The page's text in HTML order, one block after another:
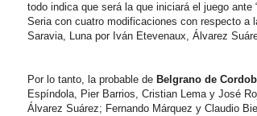
todo indica que será la que iniciará el juego ante
Seria con cuatro modificaciones con respecto a
Saravia, Luna por Iván Etevenaux, Álvarez
Por lo tanto, la probable de Belgrano de
Espíndola, Pier Barrios, Cristian Lema y José
Álvarez Suárez; Fernando Márquez y Claudio